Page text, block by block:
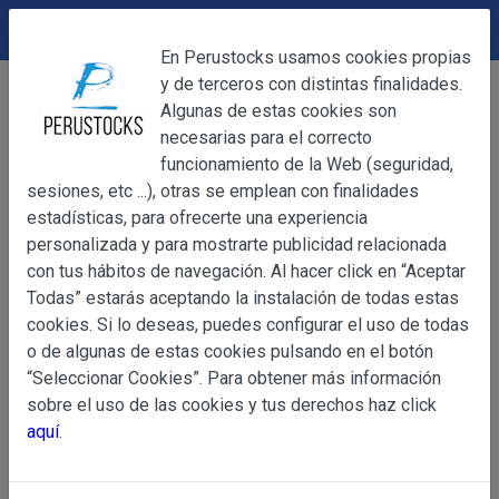
Artesanía Figuras de Cerámica
Figuras de Cerámica
Filters 3
Mostrando del 1 al 12 de 22 productos
Ordenar por
Mostrar
OBJETO
Información
Básica
sobre
de Datos
OBJETO
Las presentes Condiciones Generales regulan la
web www.perustocks.es, del que es titular ALBERT
YACARINE (en adelante, PERUSTOCKS).
La adquisición de cualesquiera de los productos
DEVOLUCIONES
En Perustocks usamos cookies propias
y de terceros con distintas finalidades.
Algunas de estas cookies son
necesarias para el correcto
funcionamiento de la Web (seguridad,
sesiones, etc ...), otras se emplean con finalidades
estadísticas, para ofrecerte una experiencia
personalizada y para mostrarte publicidad relacionada
con tus hábitos de navegación. Al hacer click en “Aceptar
Todas” estarás aceptando la instalación de todas estas
cookies. Si lo deseas, puedes configurar el uso de todas
o de algunas de estas cookies pulsando en el botón
“Seleccionar Cookies”. Para obtener más información
sobre el uso de las cookies y tus derechos haz click
aquí.